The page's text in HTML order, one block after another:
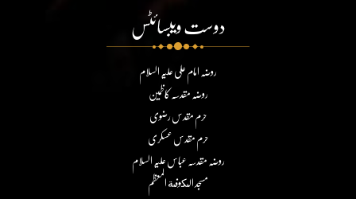
دوست ویبسائٹس
روضہ امام علی علیہ السلام
روضہ مقدسہ کاظمین
حرم مقدس رضوی
حرم مقدس عسکری
روضہ مقدسہ عباس علیہ السلام
مسجد الكوفة المعظم